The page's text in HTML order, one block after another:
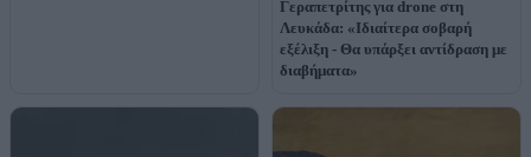
Γεραπετρίτης για drone στη
Λευκάδα: «Ιδιαίτερα σοβαρή
εξέλιξη - Θα υπάρξει αντίδραση με
διαβήματα»